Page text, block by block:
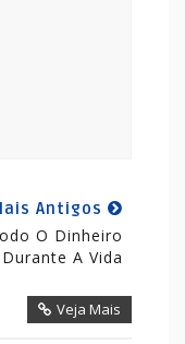
Antigos
O Dinheiro
A Vida
Veja Mais